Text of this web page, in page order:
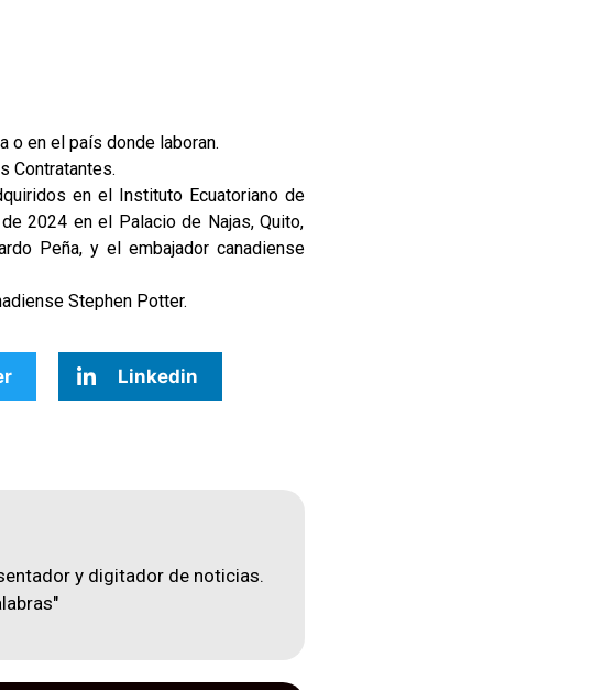
en el país donde laboran.
Contratantes.
en el Instituto Ecuatoriano de
2024 en el Palacio de Najas, Quito,
Peña, y el embajador canadiense
Stephen Potter.
Linkedin
y digitador de noticias.